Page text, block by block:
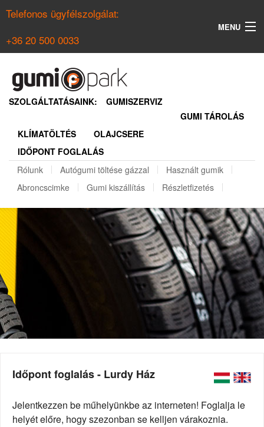
Telefonos ügyfélszolgálat:
+36 20 500 0033
MENU
NYÁRI GUMI KERESŐ
REGISZTRÁCIÓ
SZOLGÁLTATÁSAINK:
GUMISZERVIZ
GUMI TÁROLÁS
KLÍMATÖLTÉS
OLAJCSERE
IDŐPONT FOGLALÁS
Rólunk
Autógumi töltése gázzal
Használt gumik
Abroncscimke
Gumi kiszállítás Részletfizetés
Időpont foglalás - Lurdy Ház
Jelentkezzen be műhelyünkbe az interneten! Foglalja le
helyét előre, hogy szezonban se kelljen várakoznia.